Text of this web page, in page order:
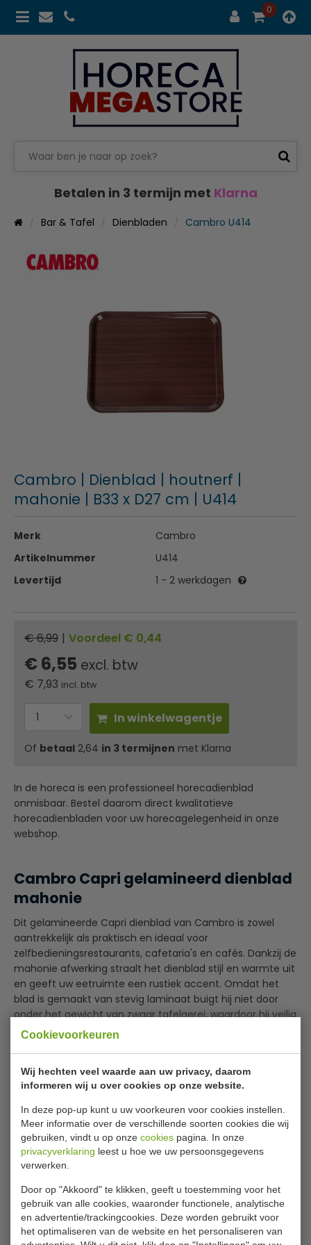
Cookievoorkeuren
Wij hechten veel waarde aan uw privacy, daarom
informeren wij u over cookies op onze website.
In deze pop-up kunt u uw voorkeuren voor cookies instellen.
Meer informatie over de verschillende soorten cookies die wij
gebruiken, vindt u op onze cookies pagina. In onze
privacyverklaring leest u hoe we uw persoonsgegevens
verwerken.
Door op "Akkoord" te klikken, geeft u toestemming voor het
gebruik van alle cookies, waaronder functionele, analytische
en advertentie/trackingcookies. Deze worden gebruikt voor
het optimaliseren van de website en het personaliseren van
0
Betalen in 3 termijn met Klarna
Bar & Tafel Dienbladen Cambro U414
Cambro | Dienblad | houtnerf |
mahonie | B33 x D27 cm | U414
Merk
Cambro
Artikelnummer
U414
Levertijd
1 - 2 werkdagen
€ 6,99 | Voordeel € 0,44
€ 6,55 excl. btw
€ 7,93 incl. btw
In winkelwagentje
Of betaal 2,64 in 3 termijnen met Klarna
In de horeca is een professioneel horecadienblad
onmisbaar. Bestel daarom direct kwalitatieve
horecadienbladen voor uw horecagelegenheid in onze
webshop.
Cambro Capri gelamineerd dienblad
mahonie
Dit gelamineerde Capri dienblad van Cambro is zowel
aantrekkelijk als praktisch en ideaal voor
zelfbedieningsrestaurants, cafetaria's en cafés. Dankzij de
mahonie afwerking straalt het dienblad stijl en warmte uit
en geeft uw eetruimte een rustiek accent. Omdat het
blad is gemaakt van stevig laminaat buigt hij niet door
onder het gewicht van zwaar tafelgerei, waardoor hij veilig
te gebruiken is. Ook zorgt het ervoor dat het dienblad
reinigen.
Bestand tegen temperaturen tussen -10°C en 100°C
Schok-, breuk-, kras- en vlekbestendig
Eenvoudig te reinigen
Mooie houtnerf afwerking
Stapelbaar en eenvoudig op te bergen
chemicaliën en vlekken
Stevige constructie voorkomt dat het blad doorbuigt
onder het gewicht van zwaar tafelgerei
B x D
265 x 325 mm
Temp. bestendig
-10°C tot 100°C
Materiaal
Kleur
Mahonie
Is dit iets voor jou?